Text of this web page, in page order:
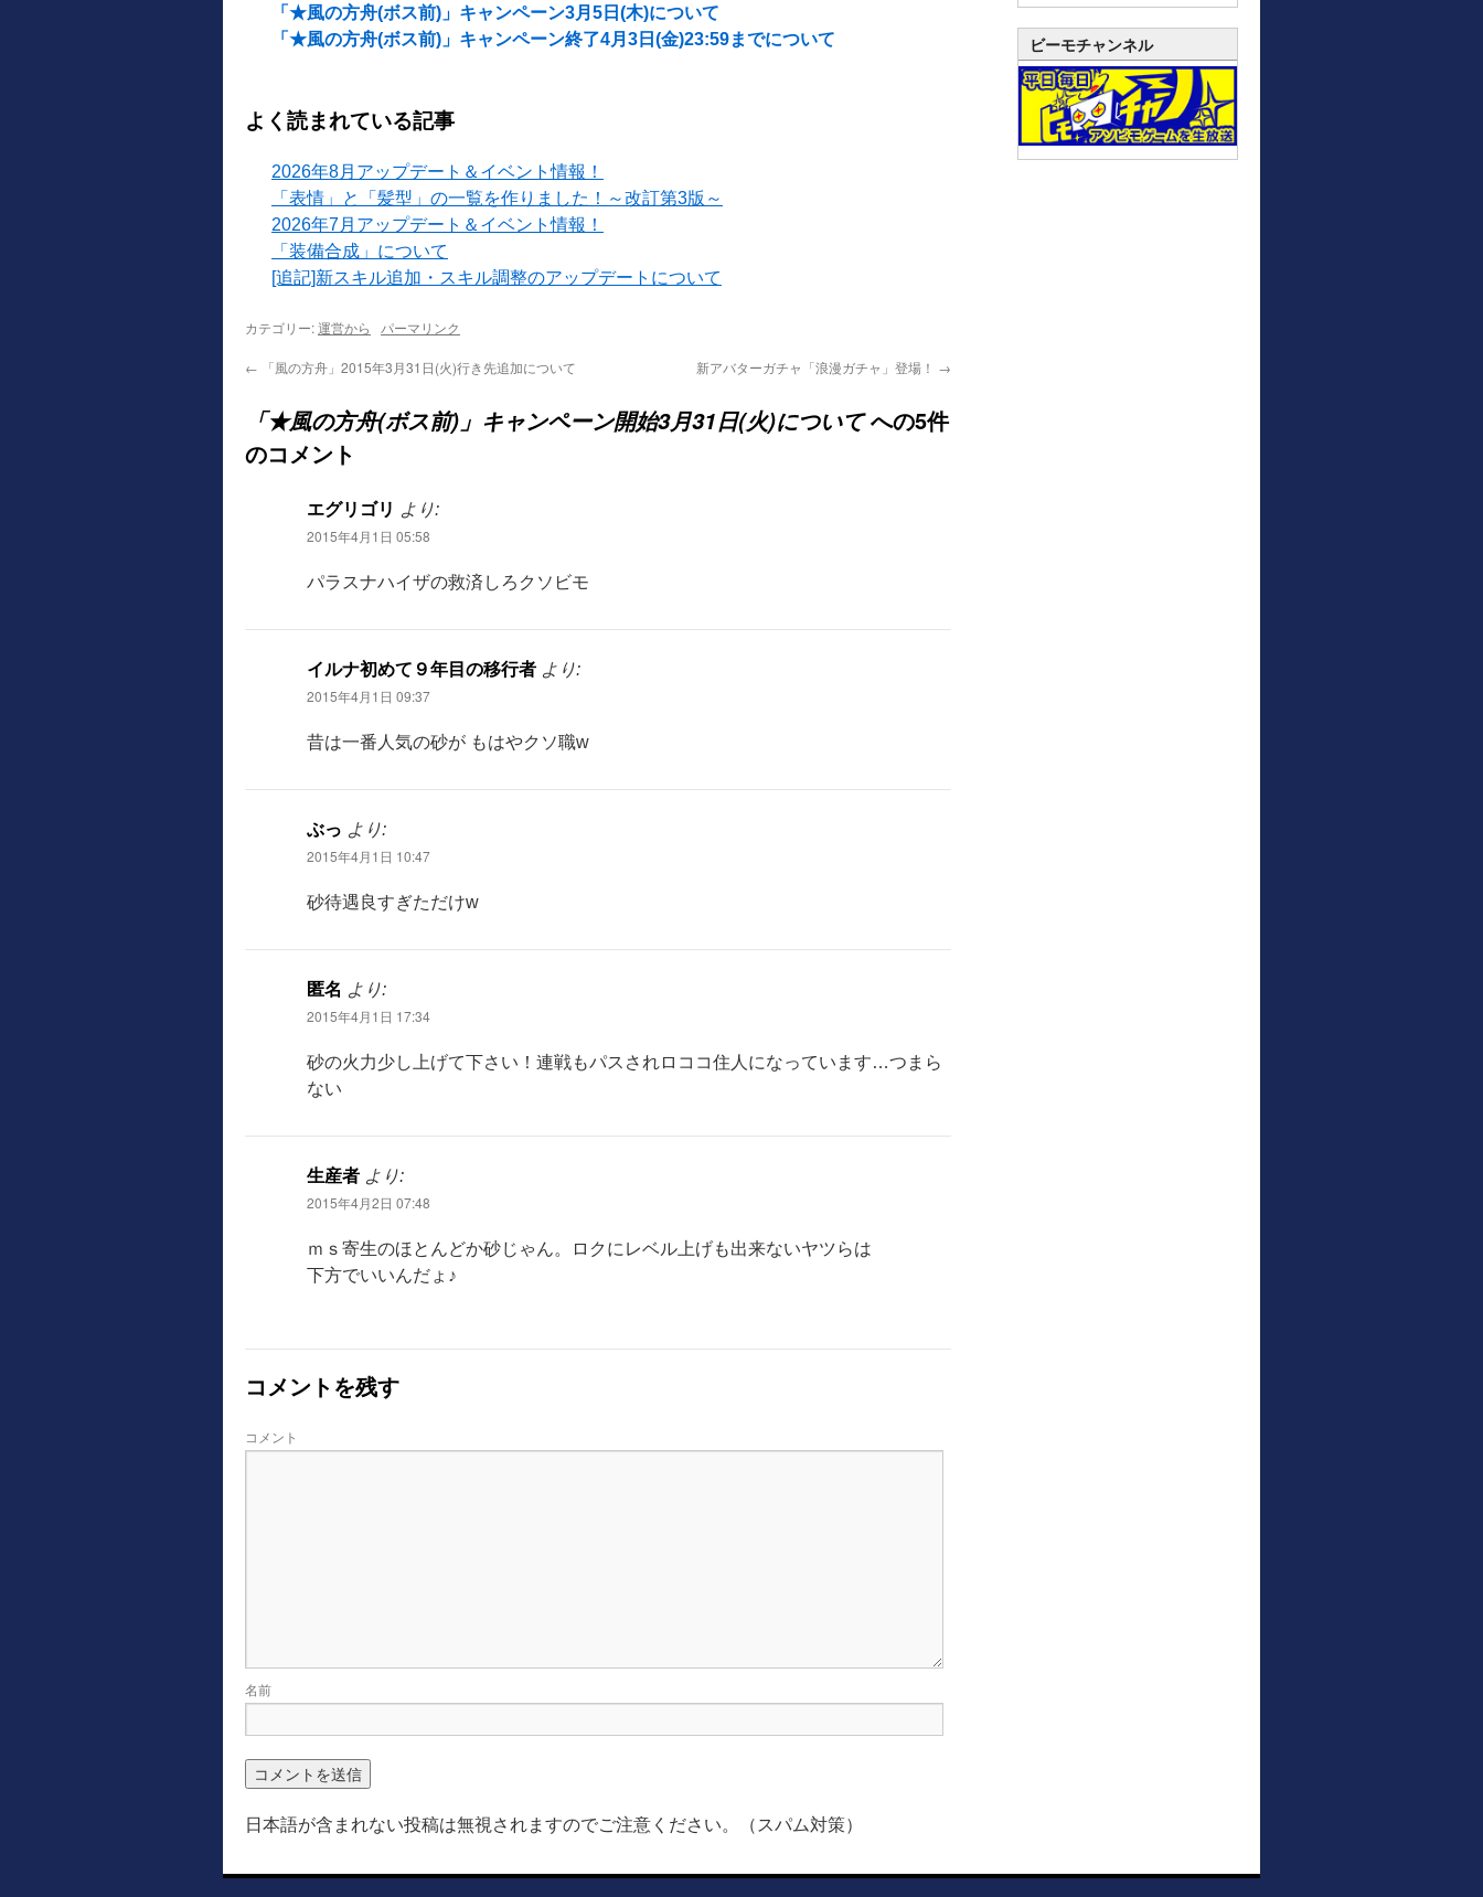
「★風の方舟(ボス前)」キャンペーン3月5日(木)について
「★風の方舟(ボス前)」キャンペーン終了4月3日(金)23:59までについて
よく読まれている記事
2026年8月アップデート＆イベント情報！
「表情」と「髪型」の一覧を作りました！～改訂第3版～
2026年7月アップデート＆イベント情報！
「装備合成」について
[追記]新スキル追加・スキル調整のアップデートについて
カテゴリー:運営から パーマリンク
← 「風の方舟」2015年3月31日(火)行き先追加について 新アバターガチャ「浪漫ガチャ」登場！ →
「★風の方舟(ボス前)」キャンペーン開始3月31日(火)についてへの5件
のコメント
エグリゴリ より:
2015年4月1日 05:58
パラスナハイザの救済しろクソビモ
イルナ初めて９年目の移行者 より:
2015年4月1日 09:37
昔は一番人気の砂が もはやクソ職w
ぶっ より:
2015年4月1日 10:47
砂待遇良すぎただけw
匿名 より:
2015年4月1日 17:34
砂の火力少し上げて下さい！連戦もパスされロココ住人になっています…つまら
ない
生産者 より:
2015年4月2日 07:48
ｍｓ寄生のほとんどか砂じゃん。ロクにレベル上げも出来ないヤツらは
下方でいいんだょ♪
コメントを残す
コメント
名前
日本語が含まれない投稿は無視されますのでご注意ください。（スパム対策）
ビーモチャンネル